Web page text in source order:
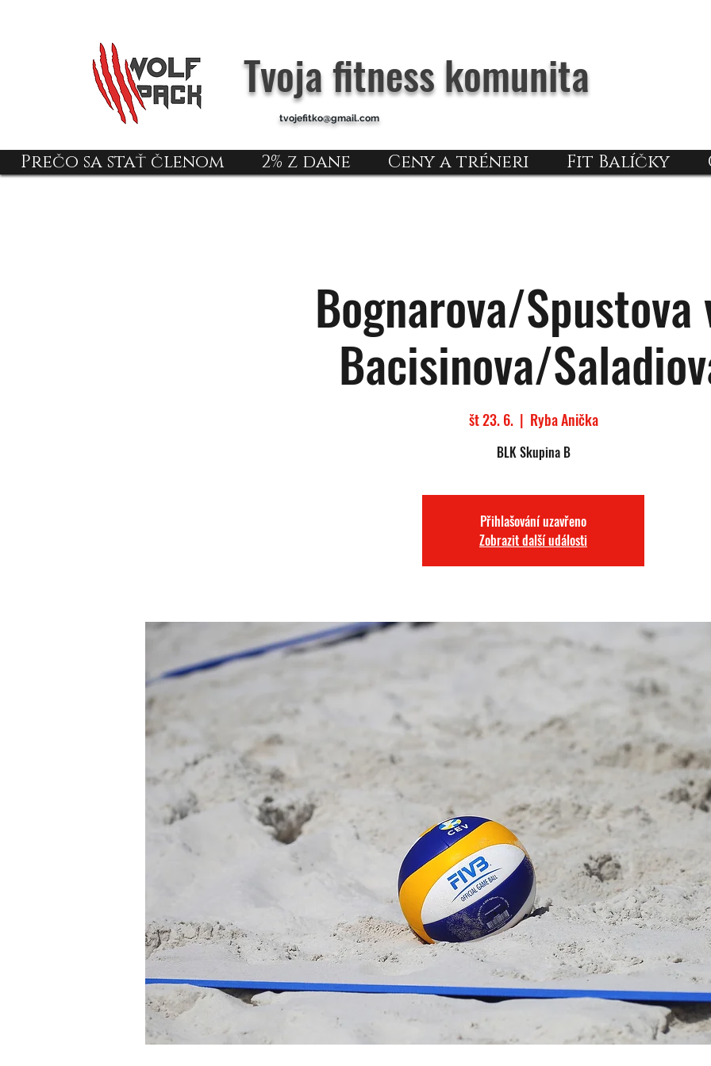
Tvoja fitness komunita
tvojefitko@gmail.com
Prečo sa stať členom 2% z dane Ceny a tréneri Fit Balíčky
Bognarova/Spustova
Bacisinova/
št 23. 6.
  |
Ryba Anička
BLK Skupina B
Přihlašování uzavřeno
Zobrazit další události